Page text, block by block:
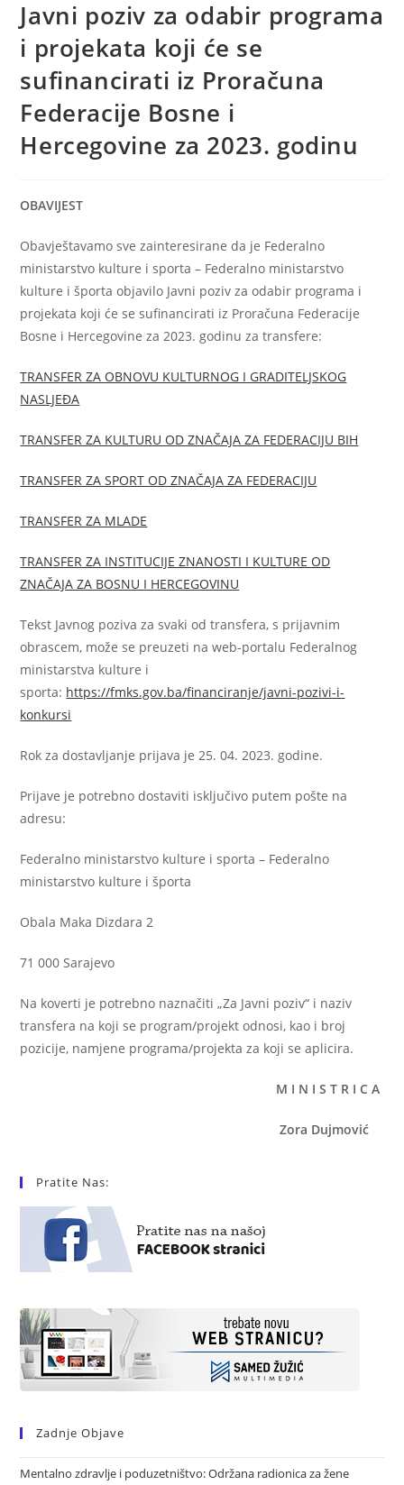
Javni poziv za odabir programa
i projekata koji će se
sufinancirati iz Proračuna
Federacije Bosne i
Hercegovine za 2023. godinu
OBAVIJEST
Obavještavamo sve zainteresirane da je Federalno
ministarstvo kulture i sporta – Federalno ministarstvo
kulture i športa objavilo Javni poziv za odabir programa i
projekata koji će se sufinancirati iz Proračuna Federacije
Bosne i Hercegovine za 2023. godinu za transfere:
TRANSFER ZA OBNOVU KULTURNOG I GRADITELJSKOG
NASLJEĐA
TRANSFER ZA KULTURU OD ZNAČAJA ZA FEDERACIJU BIH
TRANSFER ZA SPORT OD ZNAČAJA ZA FEDERACIJU
TRANSFER ZA MLADE
TRANSFER ZA INSTITUCIJE ZNANOSTI I KULTURE OD
ZNAČAJA ZA BOSNU I HERCEGOVINU
Tekst Javnog poziva za svaki od transfera, s prijavnim
obrascem, može se preuzeti na web-portalu Federalnog
ministarstva kulture i
sporta: https://fmks.gov.ba/financiranje/javni-pozivi-i-
konkursi
Rok za dostavljanje prijava je 25. 04. 2023. godine.
Prijave je potrebno dostaviti isključivo putem pošte na
adresu:
Federalno ministarstvo kulture i sporta – Federalno
ministarstvo kulture i športa
Obala Maka Dizdara 2
71 000 Sarajevo
Na koverti je potrebno naznačiti „Za Javni poziv“ i naziv
transfera na koji se program/projekt odnosi, kao i broj
pozicije, namjene programa/projekta za koji se aplicira.
M I N I S T R I C A
Zora Dujmović
Pratite Nas:
Zadnje Objave
Mentalno zdravlje i poduzetništvo: Održana radionica za žene